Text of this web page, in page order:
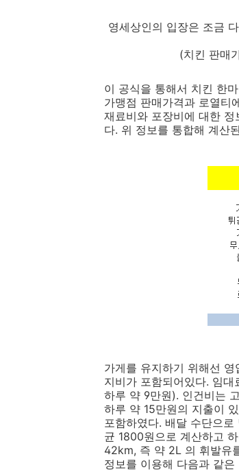
영세상인의 입장은 조금
(치킨 판매
이 공식을 통해서 치킨 한
가맹점 판매가격과 로열티
재료비와 포장비에 대한
다. 위 정보를 통합해 계산
가게를 유지하기 위해선
지비가 포함되어있다. 임
하루 약 9만원). 인건비는
하루 약 15만원의 지출이
포함하였다. 배달 수단으
균 1800원으로 계산하고
42km, 즉 약 2L 의 휘발유
정보를 이용해 다음과 같